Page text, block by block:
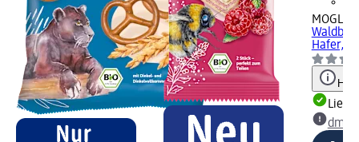
MOGLi
Hafer,
dm